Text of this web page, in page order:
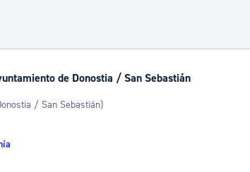
de Donostia / San Sebastián
/ San Sebastián)